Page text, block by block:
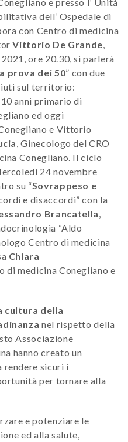
dell’ Ospedale di
con Centro di medicina
Vittorio De Grande,
ore 20.30, si parlerà
prova dei 50” con due
sul territorio:
anni primario di
ed oggi
e Vittorio
, Ginecologo del CRO
Conegliano. Il ciclo
24 novembre
su “Sovrappeso e
e disaccordi” con la
Brancatella,
“Aldo
Centro di medicina
Chiara
di medicina Conegliano e
cultura della
nel rispetto della
Associazione
hanno creato un
rendere sicuri i
per tornare alla
e potenziare le
ed alla salute,